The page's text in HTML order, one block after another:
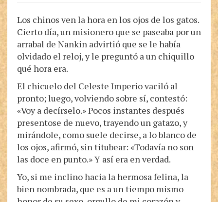
Los chinos ven la hora en los ojos de los gatos.
Cierto día, un misionero que se paseaba por un
arrabal de Nankin advirtió que se le había
olvidado el reloj, y le preguntó a un chiquillo
qué hora era.
El chicuelo del Celeste Imperio vaciló al
pronto; luego, volviendo sobre sí, contestó:
«Voy a decírselo.» Pocos instantes después
presentose de nuevo, trayendo un gatazo, y
mirándole, como suele decirse, a lo blanco de
los ojos, afirmó, sin titubear: «Todavía no son
las doce en punto.» Y así era en verdad.
Yo, si me inclino hacia la hermosa felina, la
bien nombrada, que es a un tiempo mismo